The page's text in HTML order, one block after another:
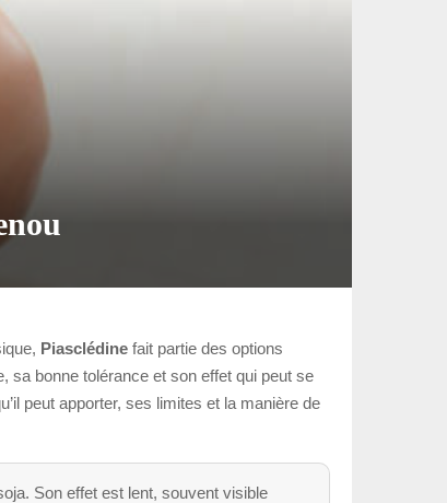
Piasclédine fait partie des options
sa bonne tolérance et son effet qui peut se
peut apporter, ses limites et la manière de
Son effet est lent, souvent visible